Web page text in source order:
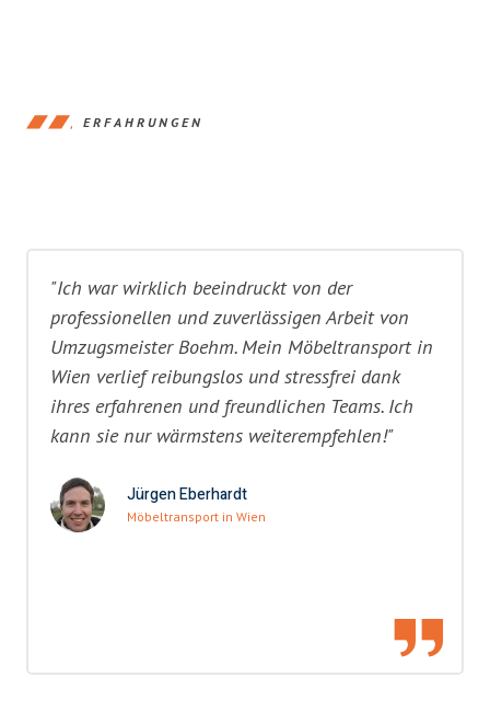
ERFAHRUNGEN
"Ich war wirklich beeindruckt von der
professionellen und zuverlässigen Arbeit von
Umzugsmeister Boehm. Mein Möbeltransport in
Wien verlief reibungslos und stressfrei dank
ihres erfahrenen und freundlichen Teams. Ich
kann sie nur wärmstens weiterempfehlen!"
Jürgen Eberhardt
Möbeltransport in Wien